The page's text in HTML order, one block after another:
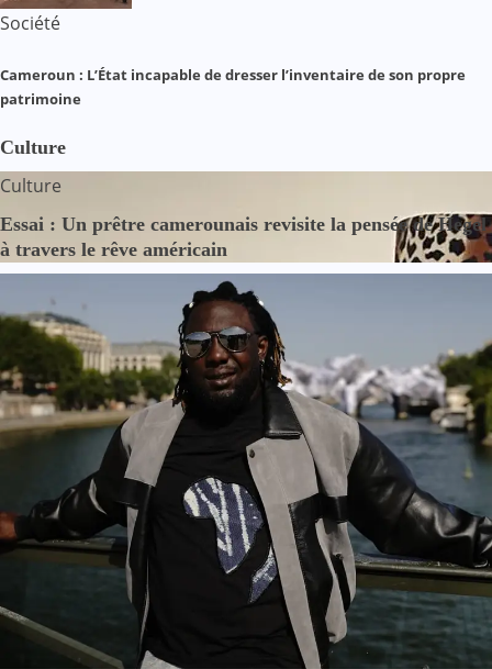
Société
Cameroun : L’État incapable de dresser l’inventaire de son propre
patrimoine
Culture
Culture
Essai : Un prêtre camerounais revisite la pensée de Hegel
à travers le rêve américain